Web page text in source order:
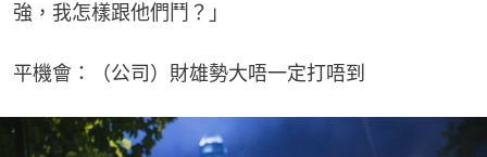
強，我怎樣跟他們鬥？」
平機會：（公司）財雄勢大唔一定打唔到